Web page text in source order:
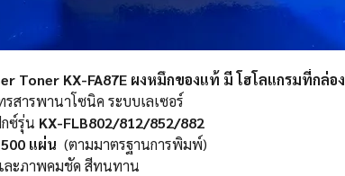
Toner KX-FA87E ผงหมึกของแท้ มี โฮโลแกรมที่กล่อง
รสารพานาโซนิค ระบบเลเซอร์
ซ์รุ่น KX-FLB802/812/852/882
แผ่น (ตามมาตรฐานการพิมพ์)
ะภาพคมชัด สีทนทาน